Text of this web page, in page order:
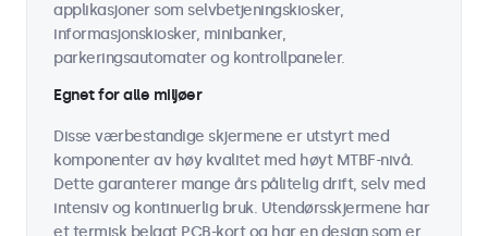
applikasjoner som selvbetjeningskiosker,
informasjonskiosker, minibanker,
parkeringsautomater og kontrollpaneler.
Egnet for alle miljøer
Disse værbestandige skjermene er utstyrt med
komponenter av høy kvalitet med høyt MTBF-nivå.
Dette garanterer mange års pålitelig drift, selv med
intensiv og kontinuerlig bruk. Utendørsskjermene har
et termisk belagt PCB-kort og har en design som er